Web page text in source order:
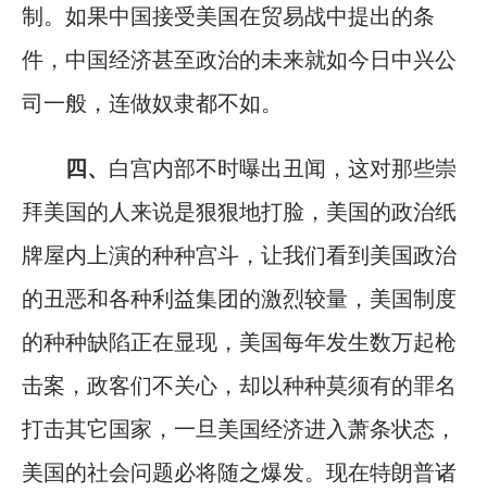
制。如果中国接受美国在贸易战中提出的条
件，中国经济甚至政治的未来就如今日中兴公
司一般，连做奴隶都不如。
四、 白宫内部不时曝出丑闻，这对那些崇
拜美国的人来说是狠狠地打脸，美国的政治纸
牌屋内上演的种种宫斗，让我们看到美国政治
的丑恶和各种利益集团的激烈较量，美国制度
的种种缺陷正在显现，美国每年发生数万起枪
击案，政客们不关心，却以种种莫须有的罪名
打击其它国家，一旦美国经济进入萧条状态，
美国的社会问题必将随之爆发。现在特朗普诸